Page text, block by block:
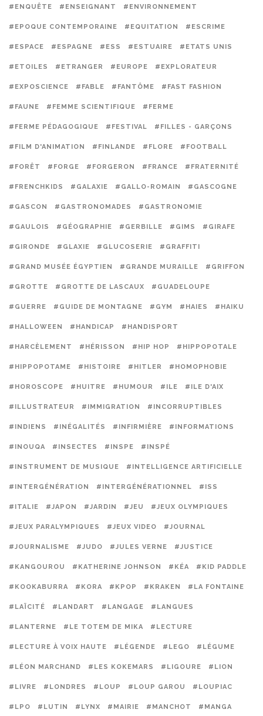
#ENQUÊTE #ENSEIGNANT #ENVIRONNEMENT
#EPOQUE CONTEMPORAINE #EQUITATION #ESCRIME
#ESPACE #ESPAGNE #ESS #ESTUAIRE #ETATS UNIS
#ETOILES #ETRANGER #EUROPE #EXPLORATEUR
#EXPOSCIENCE #FABLE #FANTÔME #FAST FASHION
#FAUNE #FEMME SCIENTIFIQUE #FERME
#FERME PÉDAGOGIQUE #FESTIVAL #FILLES - GARÇONS
#FILM D'ANIMATION #FINLANDE #FLORE #FOOTBALL
#FORÊT #FORGE #FORGERON #FRANCE #FRATERNITÉ
#FRENCHKIDS #GALAXIE #GALLO-ROMAIN #GASCOGNE
#GASCON #GASTRONOMADES #GASTRONOMIE
#GAULOIS #GÉOGRAPHIE #GERBILLE #GIMS #GIRAFE
#GIRONDE #GLAXIE #GLUCOSERIE #GRAFFITI
#GRAND MUSÉE ÉGYPTIEN #GRANDE MURAILLE #GRIFFON
#GROTTE #GROTTE DE LASCAUX #GUADELOUPE
#GUERRE #GUIDE DE MONTAGNE #GYM #HAIES #HAIKU
#HALLOWEEN #HANDICAP #HANDISPORT
#HARCÈLEMENT #HÉRISSON #HIP HOP #HIPPOPOTALE
#HIPPOPOTAME #HISTOIRE #HITLER #HOMOPHOBIE
#HOROSCOPE #HUITRE #HUMOUR #ILE #ILE D'AIX
#ILLUSTRATEUR #IMMIGRATION #INCORRUPTIBLES
#INDIENS #INÉGALITÉS #INFIRMIÈRE #INFORMATIONS
#INOUQA #INSECTES #INSPE #INSPÉ
#INSTRUMENT DE MUSIQUE #INTELLIGENCE ARTIFICIELLE
#INTERGÉNÉRATION #INTERGÉNÉRATIONNEL #ISS
#ITALIE #JAPON #JARDIN #JEU #JEUX OLYMPIQUES
#JEUX PARALYMPIQUES #JEUX VIDEO #JOURNAL
#JOURNALISME #JUDO #JULES VERNE #JUSTICE
#KANGOUROU #KATHERINE JOHNSON #KÉA #KID PADDLE
#KOOKABURRA #KORA #KPOP #KRAKEN #LA FONTAINE
#LAÏCITÉ #LANDART #LANGAGE #LANGUES
#LANTERNE #LE TOTEM DE MIKA #LECTURE
#LECTURE À VOIX HAUTE #LÉGENDE #LEGO #LÉGUME
#LÉON MARCHAND #LES KOKEMARS #LIGOURE #LION
#LIVRE #LONDRES #LOUP #LOUP GAROU #LOUPIAC
#LPO #LUTIN #LYNX #MAIRIE #MANCHOT #MANGA